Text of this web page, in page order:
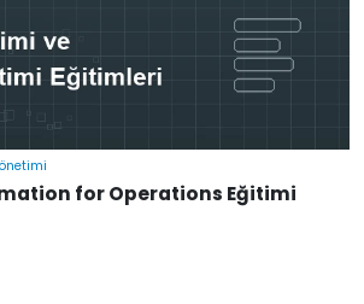
for Operations Eğitimi